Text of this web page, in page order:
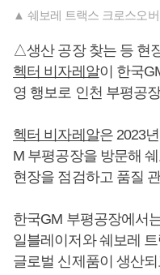
▲ 쉐보레 트랙스 크로스오
△생산 공장 찾는 등 현
헥터 비자레알이 한국
영 행보로 인천 부평공
헥터 비자레알은 2023
M 부평공장을 방문해
현장을 점검하고 품질
한국GM 부평공장에서
일블레이저와 쉐보레
글로벌 신제품이 생산